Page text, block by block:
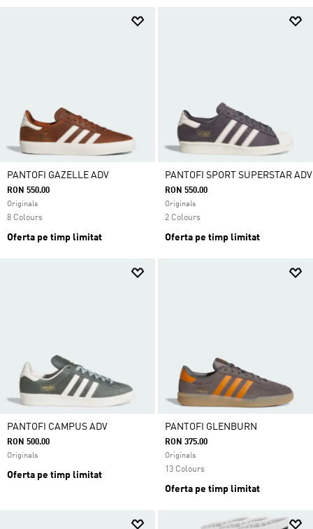
PANTOFI GAZELLE ADV
RON 550.00
Originals
8 Colours
Oferta pe timp limitat
PANTOFI SPORT SUPERSTAR ADV
RON 550.00
Originals
2 Colours
Oferta pe timp limitat
PANTOFI CAMPUS ADV
RON 500.00
Originals
Oferta pe timp limitat
PANTOFI GLENBURN
RON 375.00
Originals
13 Colours
Oferta pe timp limitat